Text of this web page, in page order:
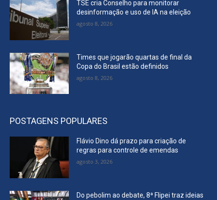
TSE cria Conselho para monitorar
desinformação e uso de IA na eleição
agosto 8, 2026
Times que jogarão quartas de final da
Copa do Brasil estão definidos
agosto 8, 2026
POSTAGENS POPULARES
Flávio Dino dá prazo para criação de
regras para controle de emendas
agosto 3, 2026
Do pebolim ao debate, 8ª Flipei traz ideias